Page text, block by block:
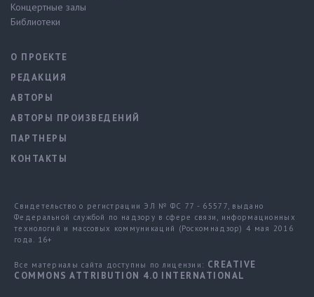
Концертные залы
Библиотеки
О ПРОЕКТЕ
РЕДАКЦИЯ
АВТОРЫ
АВТОРЫ ПРОИЗВЕДЕНИЙ
ПАРТНЕРЫ
КОНТАКТЫ
Свидетельство о регистрации ЭЛ № ФС 77 - 65577, выдано
Федеральной службой по надзору в сфере связи, информационных
технологий и массовых коммуникаций (Роскомнадзор) 4 мая 2016
года. 16+
Все материалы сайта доступны по лицензии: CREATIVE
COMMONS ATTRIBUTION 4.0 INTERNATIONAL